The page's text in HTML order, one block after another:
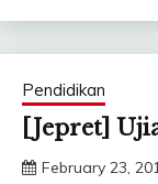
Pendidikan
[Jepret]
February 23,